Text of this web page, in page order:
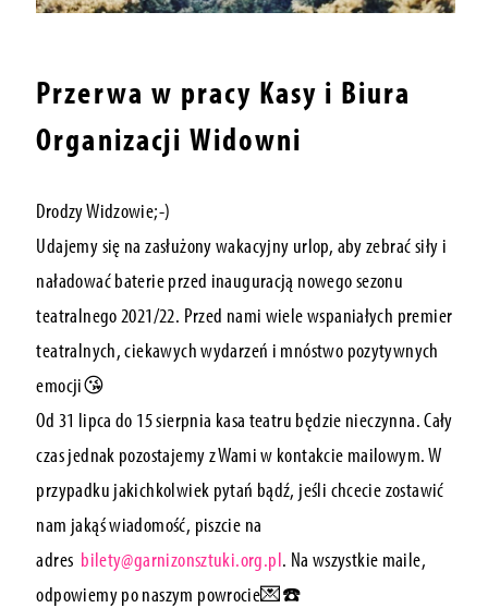
Przerwa w pracy Kasy i Biura
Organizacji Widowni
Drodzy Widzowie;-)
Udajemy się na zasłużony wakacyjny urlop, aby zebrać siły i
naładować baterie przed inauguracją nowego sezonu
teatralnego 2021/22. Przed nami wiele wspaniałych premier
teatralnych, ciekawych wydarzeń i mnóstwo pozytywnych
emocji😘
Od 31 lipca do 15 sierpnia kasa teatru będzie nieczynna. Cały
czas jednak pozostajemy z Wami w kontakcie mailowym. W
przypadku jakichkolwiek pytań bądź, jeśli chcecie zostawić
nam jakąś wiadomość, piszcie na
adres bilety@garnizonsztuki.org.pl. Na wszystkie maile,
odpowiemy po naszym powrocie💌☎️